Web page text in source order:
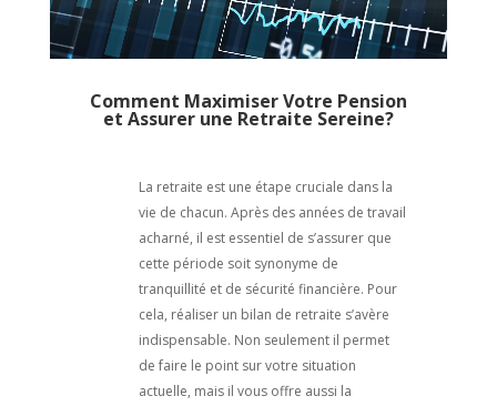
Comment Maximiser Votre Pension
et Assurer une Retraite Sereine?
La retraite est une étape cruciale dans la
vie de chacun. Après des années de travail
acharné, il est essentiel de s’assurer que
cette période soit synonyme de
tranquillité et de sécurité financière. Pour
cela, réaliser un bilan de retraite s’avère
indispensable. Non seulement il permet
de faire le point sur votre situation
actuelle, mais il vous offre aussi la